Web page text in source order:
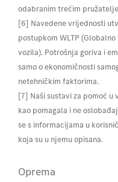
odabranim trećim
[6] Navedene vrijednosti
postupkom WLTP
vozila). Potrošnja goriva i
samo o ekonomičnosti
netehničkim faktorima.
[7] Naši sustavi za pomoć u
kao pomagala i ne
se s informacijama u
koja su u njemu opisana.
Oprema